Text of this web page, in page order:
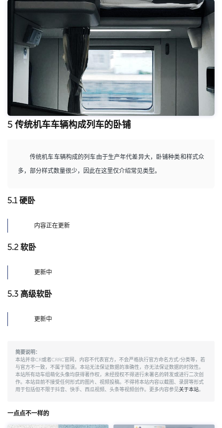
5 传统机车车辆构成列车的卧铺
传统机车车辆构成的列车由于生产年代差异大，卧铺种类和样式众
多，部分样式数量很少，因此在这里仅介绍常见类型。
5.1 硬卧
内容正在更新
5.2 软卧
更新中
5.3 高级软卧
更新中
简要说明：
本站并非CR或者CRRC官网，内容不代表官方，不会严格执行官方命名方式/分类等，若
与官方不一致，不属于错误。本站无法保证数据的准确性，亦无法保证数据的时效性。
本站所有动车组萌化头像均获得著作权，未经授权不得进行未署名的转发或进行二次创
作。本站目前不接受任何形式的图片、视频投稿。不得将本站内容以截图、录屏等形式
用于包括但不限于抖音、快手、西瓜视频、头条等视频创作。更多内容参见关于本站。
一点点不一样的